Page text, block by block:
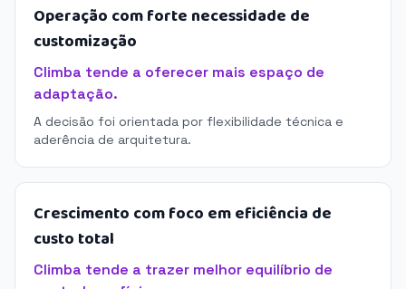
Operação com forte necessidade de
customização
Climba tende a oferecer mais espaço de
adaptação.
A decisão foi orientada por flexibilidade técnica e
aderência de arquitetura.
Crescimento com foco em eficiência de
custo total
Climba tende a trazer melhor equilíbrio de